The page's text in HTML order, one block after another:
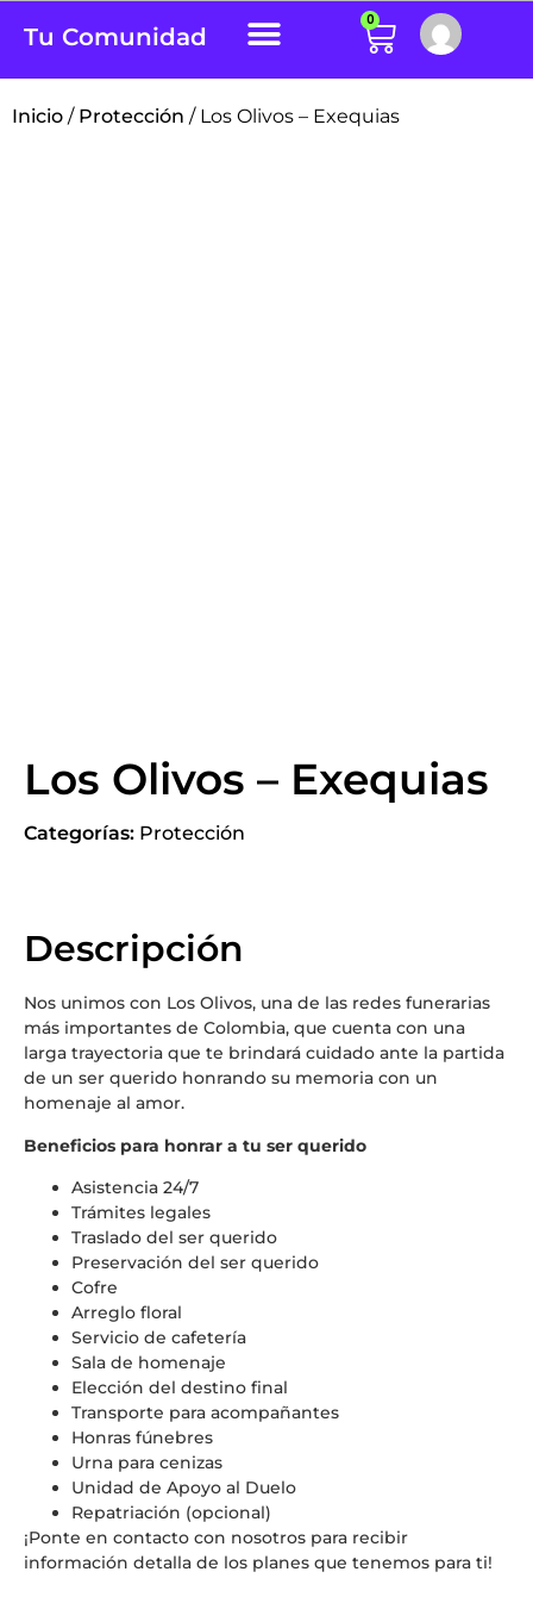
Tu Comunidad
0
Inicio / Protección / Los Olivos – Exequias
Los Olivos – Exequias
Categorías: Protección
Descripción
Nos unimos con Los Olivos, una de las redes funerarias
más importantes de Colombia, que cuenta con una
larga trayectoria que te brindará cuidado ante la partida
de un ser querido honrando su memoria con un
homenaje al amor.
Beneficios para honrar a tu ser querido
Asistencia 24/7
Trámites legales
Traslado del ser querido
Preservación del ser querido
Cofre
Arreglo floral
Servicio de cafetería
Sala de homenaje
Elección del destino final
Transporte para acompañantes
Honras fúnebres
Urna para cenizas
Unidad de Apoyo al Duelo
Repatriación (opcional)
¡Ponte en contacto con nosotros para recibir
información detalla de los planes que tenemos para ti!